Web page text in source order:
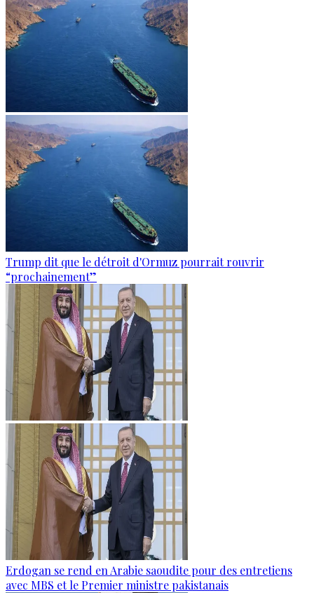
Trump dit que le détroit d'Ormuz pourrait rouvrir
“prochainement”
Erdogan se rend en Arabie saoudite pour des entretiens
avec MBS et le Premier ministre pakistanais